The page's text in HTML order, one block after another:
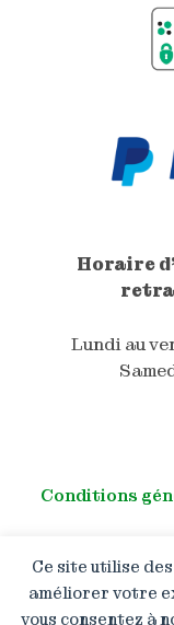
Ce site utilise
améliorer votre
vous consentez à
Horaire
Lundi au
Conditions
Boutique en